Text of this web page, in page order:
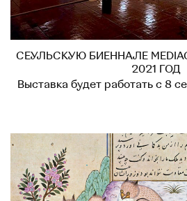
СЕУЛЬСКУЮ БИЕННАЛЕ
2021 ГОД
Выставка будет работать с 8